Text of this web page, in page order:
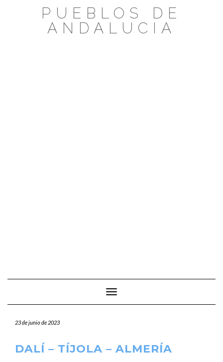
PUEBLOS DE
ANDALUCIA
Cambiar modo de navegación
23 de junio de 2023
DALÍ – TÍJOLA – ALMERÍA